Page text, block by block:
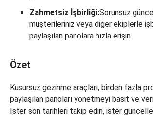
Zahmetsiz İşbirliği:Sorunsuz
müşterileriniz veya diğer ekiplerle
paylaşılan panolara hızla erişin.
Özet
Kusursuz gezinme araçları, birden fazla
paylaşılan panoları yönetmeyi basit ve
İster son tarihleri ​​takip edin, ister